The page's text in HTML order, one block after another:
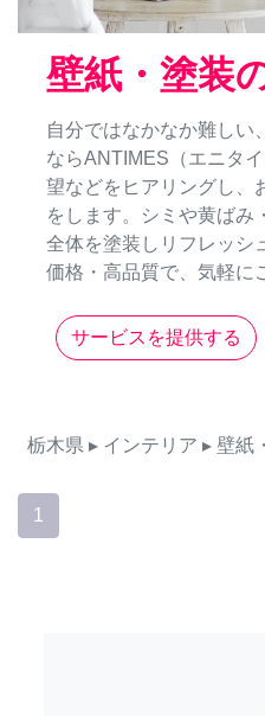
壁紙・塗装
自分ではなかなか難しい
ならANTIMES（エニタ
望などをヒアリングし、
をします。シミや黄ばみ
全体を塗装しリフレッシ
価格・高品質で、気軽に
サービスを提供する
栃木県 ▸ インテリア ▸ 壁紙
1